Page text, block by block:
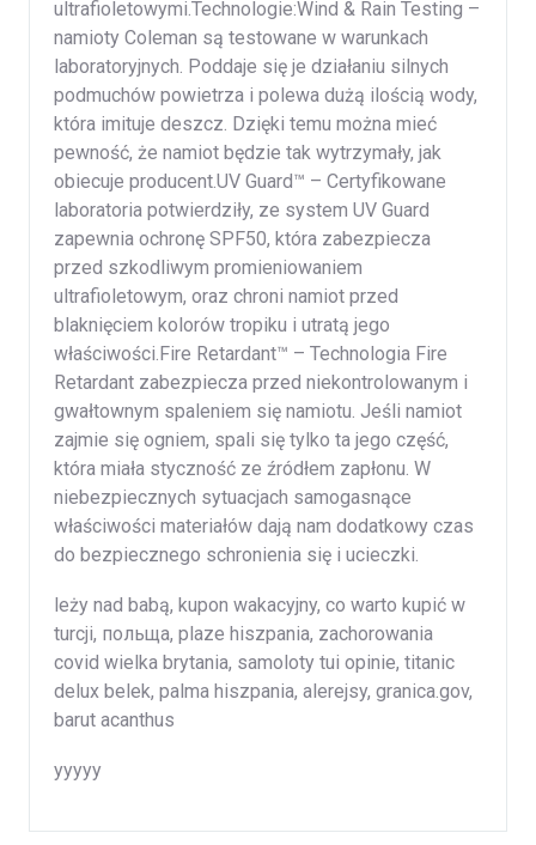
ultrafioletowymi.Technologie:Wind & Rain Testing –
namioty Coleman są testowane w warunkach
laboratoryjnych. Poddaje się je działaniu silnych
podmuchów powietrza i polewa dużą ilością wody,
która imituje deszcz. Dzięki temu można mieć
pewność, że namiot będzie tak wytrzymały, jak
obiecuje producent.UV Guard™ – Certyfikowane
laboratoria potwierdziły, ze system UV Guard
zapewnia ochronę SPF50, która zabezpiecza
przed szkodliwym promieniowaniem
ultrafioletowym, oraz chroni namiot przed
blaknięciem kolorów tropiku i utratą jego
właściwości.Fire Retardant™ – Technologia Fire
Retardant zabezpiecza przed niekontrolowanym i
gwałtownym spaleniem się namiotu. Jeśli namiot
zajmie się ogniem, spali się tylko ta jego część,
która miała styczność ze źródłem zapłonu. W
niebezpiecznych sytuacjach samogasnące
właściwości materiałów dają nam dodatkowy czas
do bezpiecznego schronienia się i ucieczki.
leży nad babą, kupon wakacyjny, co warto kupić w
turcji, польща, plaze hiszpania, zachorowania
covid wielka brytania, samoloty tui opinie, titanic
delux belek, palma hiszpania, alerejsy, granica.gov,
barut acanthus
yyyyy